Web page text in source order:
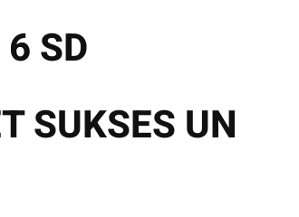
SD
SUKSES UN